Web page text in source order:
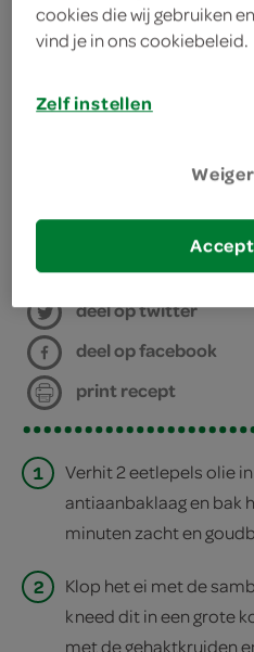
1 ui
bereiden
deel op twitter
deel op facebook
print recept
1
Verhit 2 eetlepels olie
antiaanbaklaag en bak
minuten zacht en
2
Klop het ei met de
kneed dit in een grote
met de gehaktkruiden
cookies die wij gebruiken
vind je in ons cookiebeleid.
Zelf instellen